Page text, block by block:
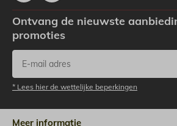
Ontvang de nieuwste
promoties
* Lees hier de wettelijke beperkingen
Meer informatie